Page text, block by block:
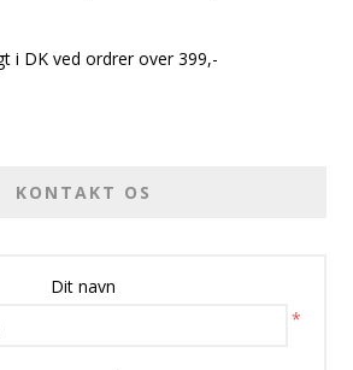
i DK ved ordrer over 399,-
KONTAKT OS
Dit navn
*